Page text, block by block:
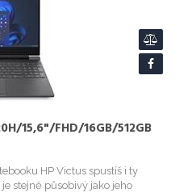
15,6"/FHD/16GB/512GB
HP Victus spustíš i ty
stejně působivý jako jeho